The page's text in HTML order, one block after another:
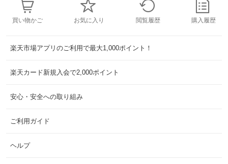
買い物かご お気に入り 閲覧履歴 購入履歴
楽天市場アプリのご利用で最大1,000ポイント！
楽天カード新規入会で2,000ポイント
安心・安全への取り組み
ご利用ガイド
ヘルプ